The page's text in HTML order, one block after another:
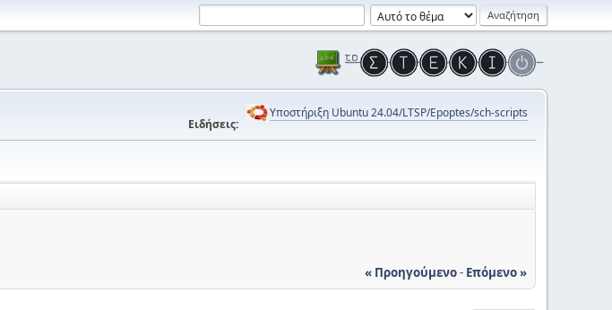
Ειδήσεις:
Υποστήριξη Ubuntu 24.04/LTSP/Epoptes/sch-scripts
« Προηγούμενο- Επόμενο »